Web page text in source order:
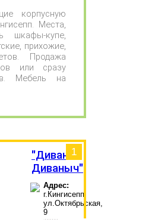
корпусную
Места,
шкафы-купе,
прихожие,
Продажа
или сразу
Мебель на
1
"Диван
Диваныч"
Адрес:
г.Кингисепп,
ул.Октябрьская,
9